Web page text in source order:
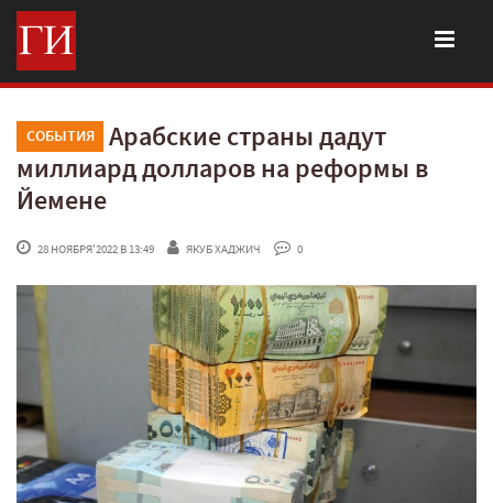
СОБЫТИЯ
Арабские страны дадут
миллиард долларов на реформы в
Йемене
28 НОЯБРЯ'2022 В 13:49 ЯКУБ ХАДЖИЧ 0